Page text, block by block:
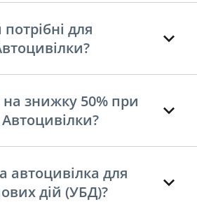
для
знижку 50% при
Автоцивілки?
автоцивілка для
дій (УБД)?